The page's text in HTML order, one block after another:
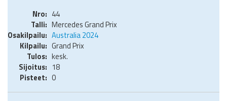
44
Mercedes Grand Prix
Australia 2024
Grand Prix
kesk.
18
0